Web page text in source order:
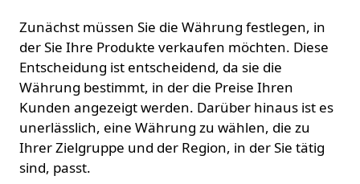
Zunächst müssen Sie die Währung festlegen, in
der Sie Ihre Produkte verkaufen möchten. Diese
Entscheidung ist entscheidend, da sie die
Währung bestimmt, in der die Preise Ihren
Kunden angezeigt werden. Darüber hinaus ist es
unerlässlich, eine Währung zu wählen, die zu
Ihrer Zielgruppe und der Region, in der Sie tätig
sind, passt.